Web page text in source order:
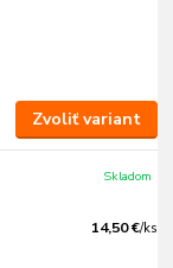
Zvoliť variant
14,50 €/ks
Skladom